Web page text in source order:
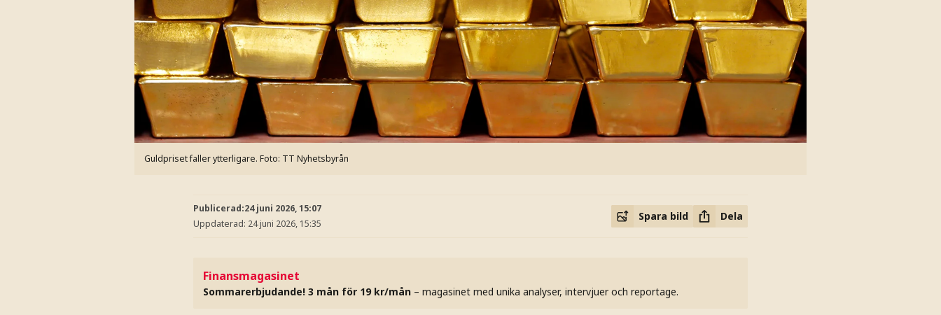
Guldpriset faller ytterligare. Foto: TT Nyhetsbyrån
Publicerad:24 juni 2026, 15:07
Uppdaterad: 24 juni 2026, 15:35
Spara bild Dela
Finansmagasinet
Sommarerbjudande! 3 mån för 19 kr/mån – magasinet med unika analyser, intervjuer och reportage.